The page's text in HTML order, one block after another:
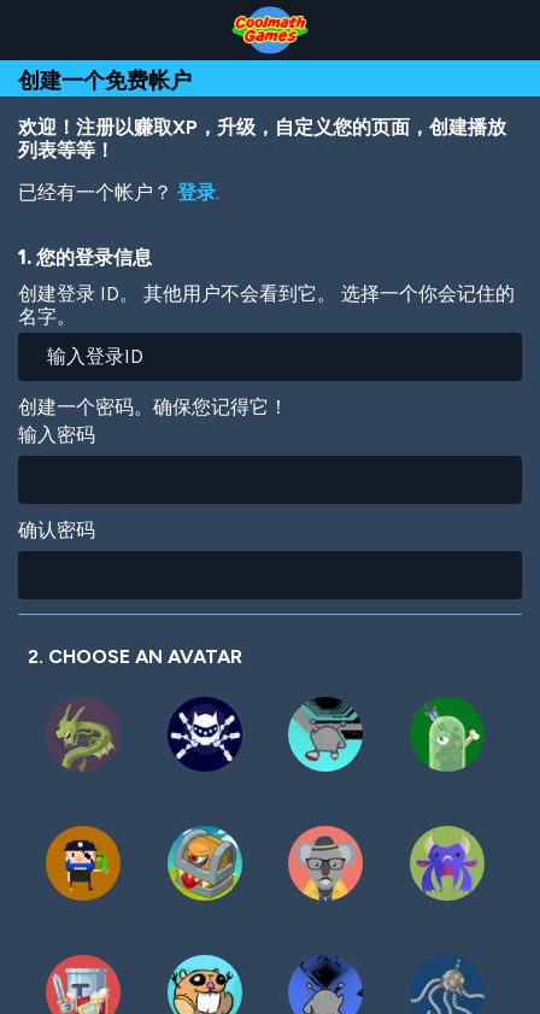
Top
of
Page
Navigation
Main
Content
Footer
到
主
要
内
容
创建一个免费帐户
欢迎！注册以赚取XP，升级，自定义您的页面，创建播放
列表等等！
已经有一个帐户？ 登录.
1. 您的登录信息
创建登录 ID。 其他用户不会看到它。 选择一个你会记住的
名字。
创建一个密码。确保您记得它！
输入密码
确认密码
2. CHOOSE AN AVATAR